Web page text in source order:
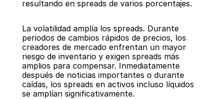
resultando en spreads de varios porcentajes.
La volatilidad amplía los spreads. Durante
periodos de cambios rápidos de precios, los
creadores de mercado enfrentan un mayor
riesgo de inventario y exigen spreads más
amplios para compensar. Inmediatamente
después de noticias importantes o durante
caídas, los spreads en activos incluso líquidos
se amplían significativamente.